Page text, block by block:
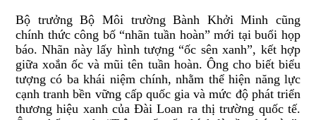
Bộ trưởng Bộ Môi trường Bành Khởi Minh cũng
chính thức công bố “nhãn tuần hoàn” mới tại buổi họp
báo. Nhãn này lấy hình tượng “ốc sên xanh”, kết hợp
giữa xoắn ốc và mũi tên tuần hoàn. Ông cho biết biểu
tượng có ba khái niệm chính, nhằm thể hiện năng lực
cạnh tranh bền vững cấp quốc gia và mức độ phát triển
thương hiệu xanh của Đài Loan ra thị trường quốc tế.